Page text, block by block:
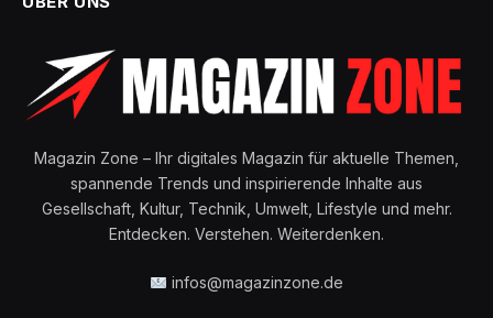
Magazin Zone – Ihr digitales Magazin für aktuelle Themen,
spannende Trends und inspirierende Inhalte aus
Gesellschaft, Kultur, Technik, Umwelt, Lifestyle und mehr.
Entdecken. Verstehen. Weiterdenken.
infos@magazinzone.de